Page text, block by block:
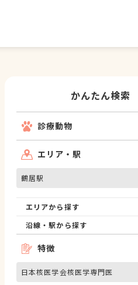
かんたん検索
診療動物
エリア・駅
鶴居駅
エリアから探す
沿線・駅から探す
特徴
日本核医学会核医学専門医